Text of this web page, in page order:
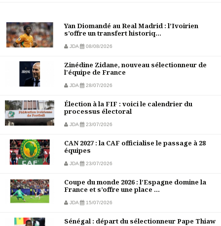
Yan Diomandé au Real Madrid : l’Ivoirien
s’offre un transfert historiq...
JDA 08/08/2026
Zinédine Zidane, nouveau sélectionneur de
l'équipe de France
JDA 28/07/2026
Élection à la FIF : voici le calendrier du
processus électoral
JDA 23/07/2026
CAN 2027 : la CAF officialise le passage à 28
équipes
JDA 23/07/2026
Coupe du monde 2026 : l’Espagne domine la
France et s’offre une place ...
JDA 15/07/2026
Sénégal : départ du sélectionneur Pape Thiaw